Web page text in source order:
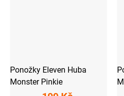
Ponožky Eleven Huba
Monster Pinkie